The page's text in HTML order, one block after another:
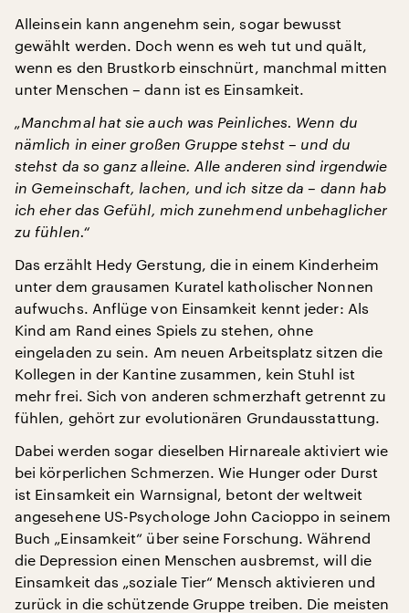
Alleinsein kann angenehm sein, sogar bewusst
gewählt werden. Doch wenn es weh tut und quält,
wenn es den Brustkorb einschnürt, manchmal mitten
unter Menschen – dann ist es Einsamkeit.
„Manchmal hat sie auch was Peinliches. Wenn du
nämlich in einer großen Gruppe stehst – und du
stehst da so ganz alleine. Alle anderen sind irgendwie
in Gemeinschaft, lachen, und ich sitze da – dann hab
ich eher das Gefühl, mich zunehmend unbehaglicher
zu fühlen.“
Das erzählt Hedy Gerstung, die in einem Kinderheim
unter dem grausamen Kuratel katholischer Nonnen
aufwuchs. Anflüge von Einsamkeit kennt jeder: Als
Kind am Rand eines Spiels zu stehen, ohne
eingeladen zu sein. Am neuen Arbeitsplatz sitzen die
Kollegen in der Kantine zusammen, kein Stuhl ist
mehr frei. Sich von anderen schmerzhaft getrennt zu
fühlen, gehört zur evolutionären Grundausstattung.
Dabei werden sogar dieselben Hirnareale aktiviert wie
bei körperlichen Schmerzen. Wie Hunger oder Durst
ist Einsamkeit ein Warnsignal, betont der weltweit
angesehene US-Psychologe John Cacioppo in seinem
Buch „Einsamkeit“ über seine Forschung. Während
die Depression einen Menschen ausbremst, will die
Einsamkeit das „soziale Tier“ Mensch aktivieren und
zurück in die schützende Gruppe treiben. Die meisten